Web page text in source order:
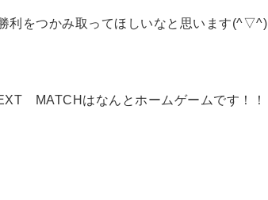
をつかみ取ってほしいなと思います(^▽^)
MATCHはなんとホームゲームです！！